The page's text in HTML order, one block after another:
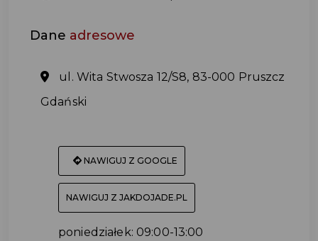
Dane adresowe
ul. Wita Stwosza 12/S8, 83-000 Pruszcz
Gdański
NAWIGUJ Z GOOGLE
NAWIGUJ Z JAKDOJADE.PL
poniedziałek: 09:00-13:00